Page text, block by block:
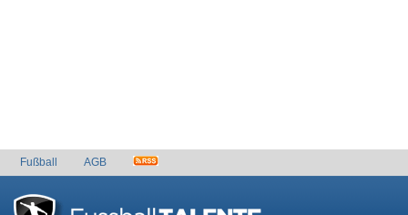
Fußball AGB